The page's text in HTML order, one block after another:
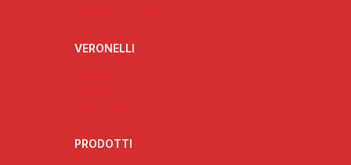
VERONELLI
PRODOTTI